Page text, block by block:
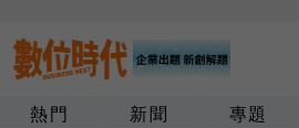
熱門 新聞 專題